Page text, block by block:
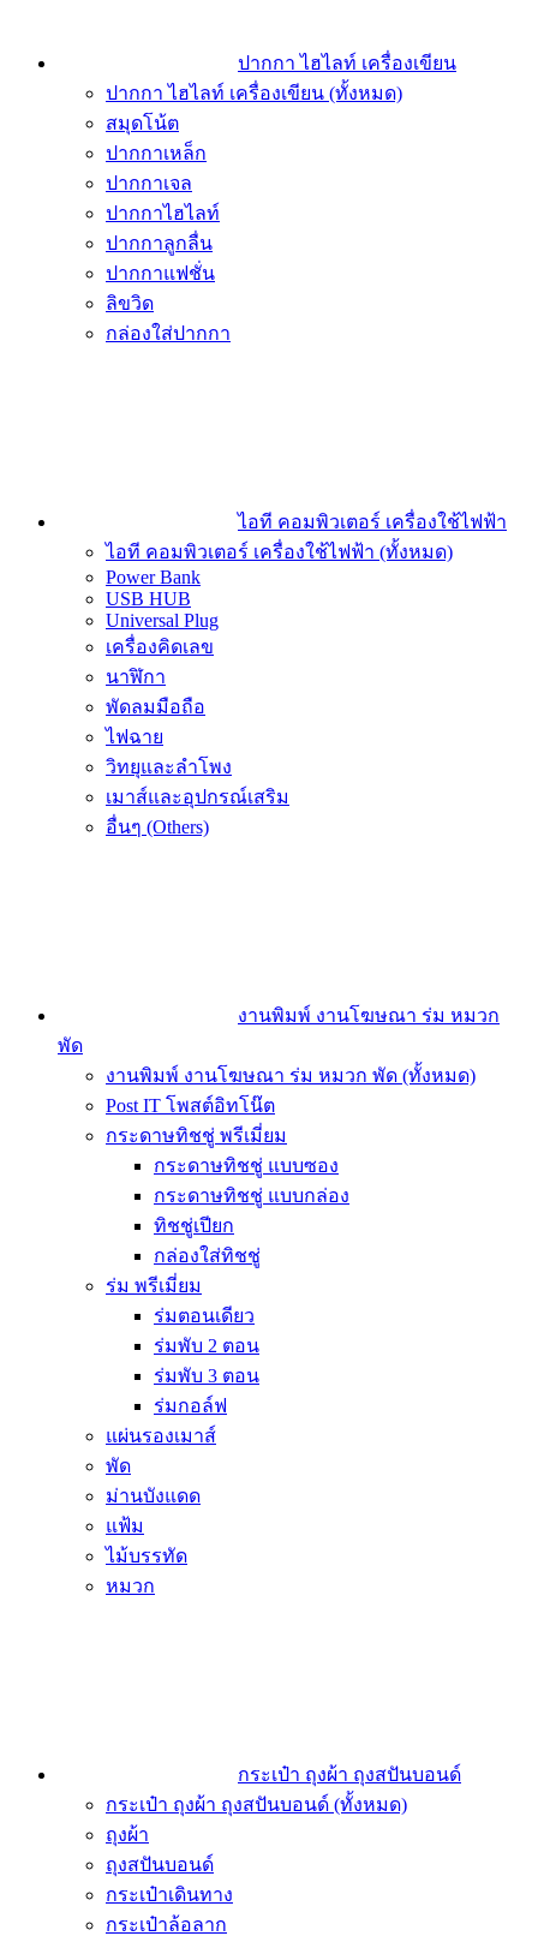
ปากกา ไฮไลท์ เครื่องเขียน
ปากกา ไฮไลท์ เครื่องเขียน (ทั้งหมด)
สมุดโน้ต
ปากกาเหล็ก
ปากกาเจล
ปากกาไฮไลท์
ปากกาลูกลื่น
ปากกาแฟชั่น
ลิขวิด
กล่องใส่ปากกา
ไอที คอมพิวเตอร์ เครื่องใช้ไฟฟ้า
ไอที คอมพิวเตอร์ เครื่องใช้ไฟฟ้า (ทั้งหมด)
Power Bank
USB HUB
Universal Plug
เครื่องคิดเลข
นาฬิกา
พัดลมมือถือ
ไฟฉาย
วิทยุและลำโพง
เมาส์และอุปกรณ์เสริม
อื่นๆ (Others)
งานพิมพ์ งานโฆษณา ร่ม หมวก
พัด
งานพิมพ์ งานโฆษณา ร่ม หมวก พัด (ทั้งหมด)
Post IT โพสต์อิทโน๊ต
กระดาษทิชชู่ พรีเมี่ยม
กระดาษทิชชู่ แบบซอง
กระดาษทิชชู่ แบบกล่อง
ทิชชู่เปียก
กล่องใส่ทิชชู่
ร่ม พรีเมี่ยม
ร่มตอนเดียว
ร่มพับ 2 ตอน
ร่มพับ 3 ตอน
ร่มกอล์ฟ
แผ่นรองเมาส์
พัด
ม่านบังแดด
แฟ้ม
ไม้บรรทัด
หมวก
กระเป๋า ถุงผ้า ถุงสปันบอนด์
กระเป๋า ถุงผ้า ถุงสปันบอนด์ (ทั้งหมด)
ถุงผ้า
ถุงสปันบอนด์
กระเป๋าเดินทาง
กระเป๋าล้อลาก